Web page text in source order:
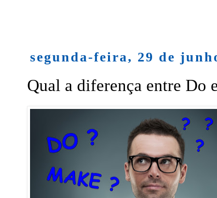
segunda-feira, 29 de
Qual a diferença entre Do